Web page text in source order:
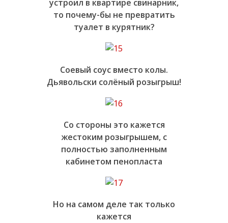
устроил в квартире свинарник,
то почему-бы не превратить
туалет в курятник?
Соевый соус вместо колы.
Дьявольски солёный розыгрыш!
Со стороны это кажется
жестоким розыгрышем, с
полностью заполненным
кабинетом пенопласта
Но на самом деле так только
кажется